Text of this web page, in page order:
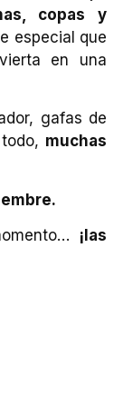
copas y
especial que
en una
gafas de
muchas
¡las